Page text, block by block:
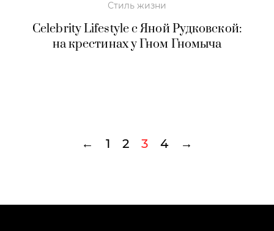
Стиль жизни
Celebrity Lifestyle с Яной Рудковской:
на крестинах у Гном Гномыча
← 1 2 3 4 →